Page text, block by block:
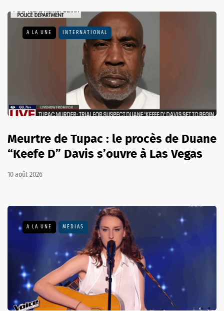
A LA UNE INTERNATIONAL
Meurtre de Tupac : le procès de Duane
“Keefe D” Davis s’ouvre à Las Vegas
10 août 2026
A LA UNE MÉDIAS